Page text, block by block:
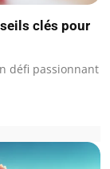
clés pour
défi passionnant